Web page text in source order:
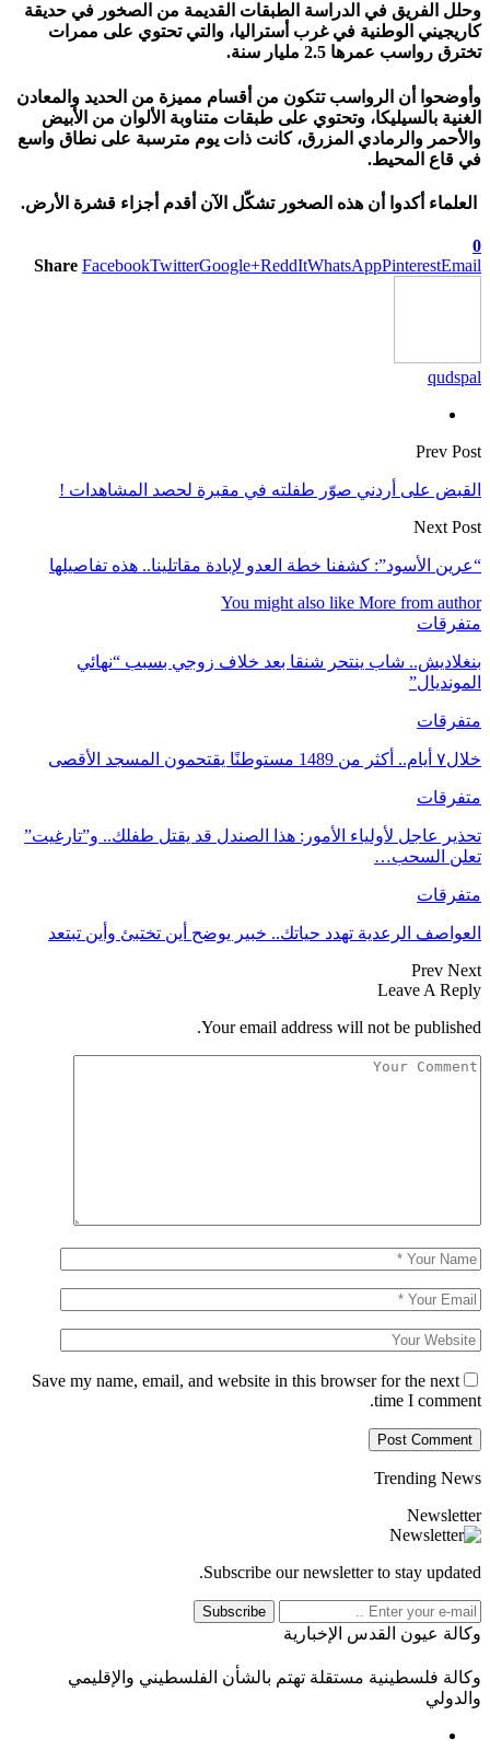
وحلل الفريق في الدراسة الطبقات القديمة من الصخور في حديقة
كاريجيني الوطنية في غرب أستراليا، والتي تحتوي على ممرات
تخترق رواسب عمرها 2.5 مليار سنة.
وأوضحوا أن الرواسب تتكون من أقسام مميزة من الحديد والمعادن
الغنية بالسيليكا، وتحتوي على طبقات متناوبة الألوان من الأبيض
والأحمر والرمادي المزرق، كانت ذات يوم مترسبة على نطاق واسع
في قاع المحيط.
العلماء أكدوا أن هذه الصخور تشكّل الآن أقدم أجزاء قشرة الأرض.
0
Share FacebookTwitterGoogle+ReddItWhatsAppPinterestEmail
qudspal
Prev Post
القبض على أردني صوّر طفلته في مقبرة لحصد المشاهدات !
Next Post
“عرين الأسود”: كشفنا خطة العدو لإبادة مقاتلينا.. هذه تفاصيلها
You might also like More from author
متفرقات
بنغلاديش.. شاب ينتحر شنقا بعد خلاف زوجي بسبب “نهائي
المونديال”
متفرقات
خلال٧ أيام.. أكثر من 1489 مستوطنًا يقتحمون المسجد الأقصى
متفرقات
تحذير عاجل لأولياء الأمور: هذا الصندل قد يقتل طفلك.. و”تارغيت”
تعلن السحب…
متفرقات
العواصف الرعدية تهدد حياتك.. خبير يوضح أين تختبئ وأين تبتعد
Prev Next
Leave A Reply
Your email address will not be published.
Save my name, email, and website in this browser for the next
time I comment.
Trending News
Newsletter
Subscribe our newsletter to stay updated.
Subscribe
وكالة عيون القدس الإخبارية
وكالة فلسطينية مستقلة تهتم بالشأن الفلسطيني والإقليمي
والدولي